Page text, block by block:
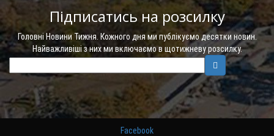
Підписатись на розсилку
Головні Новини Тижня. Кожного дня ми публікуємо десятки новин.
Найважливіші з них ми включаємо в щотижневу розсилку.
Facebook